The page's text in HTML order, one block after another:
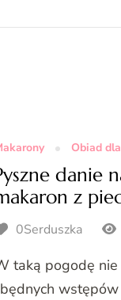
Obiad
danie
z
0Serduszka
taką pogodę nie